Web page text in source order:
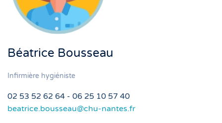
Béatrice Bousseau
Infirmière hygiéniste
02 53 52 62 64 - 06 25 10 57 40
beatrice.bousseau@chu-nantes.fr